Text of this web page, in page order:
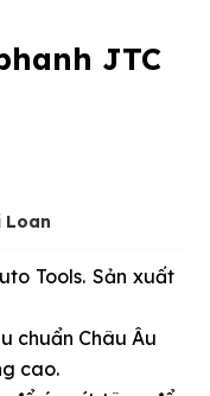
JTC
Loan
Tools. Sản xuất
chuẩn Châu Âu
cao.